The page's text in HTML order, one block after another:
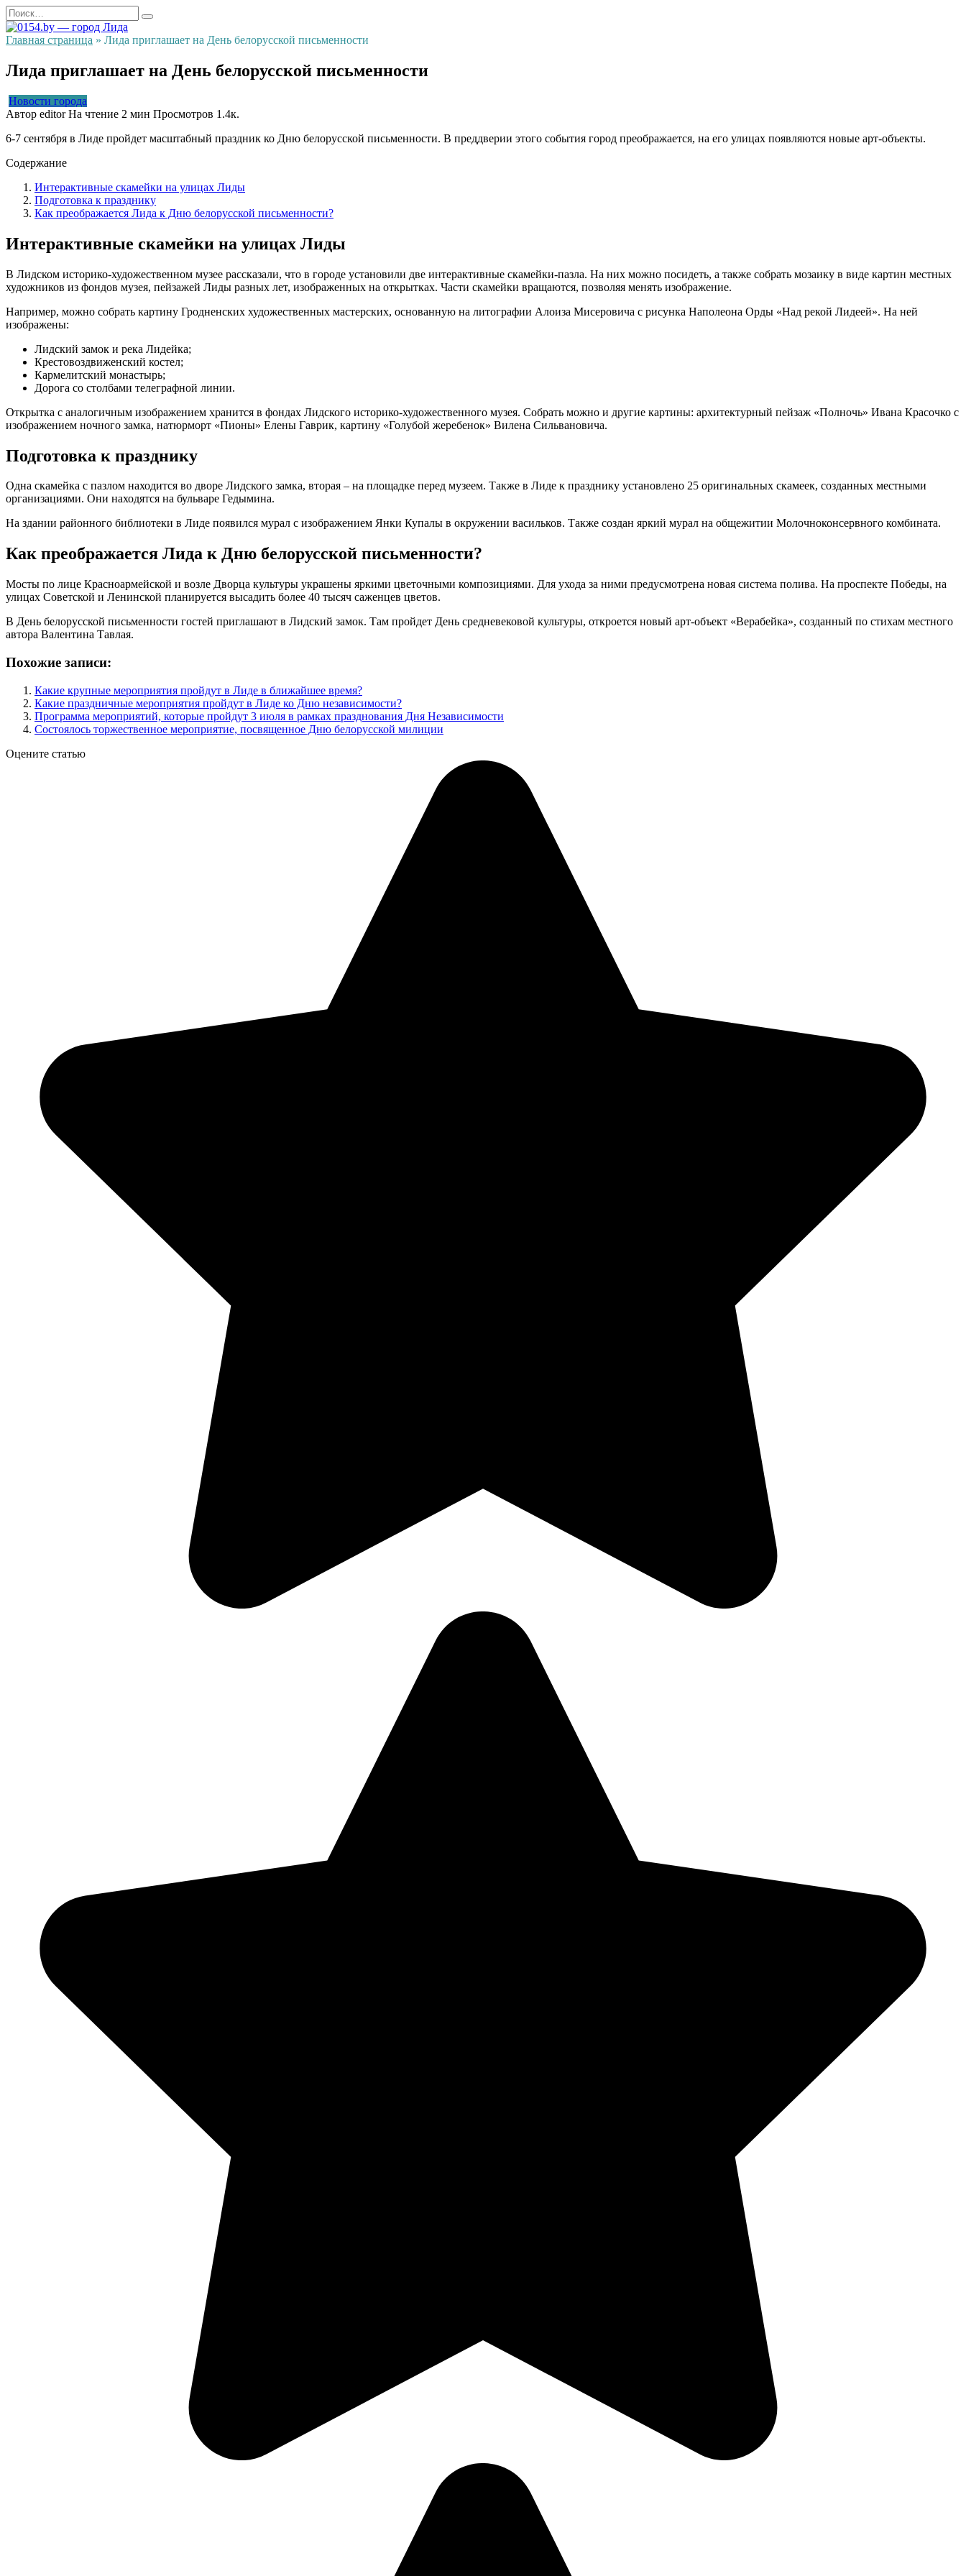
Перейти
к
содержанию
Search
for:
Главная страница » Лида приглашает на День белорусской письменности
Лида приглашает на День белорусской письменности
Новости города
Автор editor На чтение 2 мин Просмотров 1.4к.
6-7 сентября в Лиде пройдет масштабный праздник ко Дню белорусской письменности. В преддверии этого события город преображается, на его улицах появляются новые арт-объекты.
Содержание
Интерактивные скамейки на улицах Лиды
Подготовка к празднику
Как преображается Лида к Дню белорусской письменности?
Интерактивные скамейки на улицах Лиды
В Лидском историко-художественном музее рассказали, что в городе установили две интерактивные скамейки-пазла. На них можно посидеть, а также собрать мозаику в виде картин местных
художников из фондов музея, пейзажей Лиды разных лет, изображенных на открытках. Части скамейки вращаются, позволяя менять изображение.
Например, можно собрать картину Гродненских художественных мастерских, основанную на литографии Алоиза Мисеровича с рисунка Наполеона Орды «Над рекой Лидеей». На ней
изображены:
Лидский замок и река Лидейка;
Крестовоздвиженский костел;
Кармелитский монастырь;
Дорога со столбами телеграфной линии.
Открытка с аналогичным изображением хранится в фондах Лидского историко-художественного музея. Собрать можно и другие картины: архитектурный пейзаж «Полночь» Ивана Красочко с
изображением ночного замка, натюрморт «Пионы» Елены Гаврик, картину «Голубой жеребенок» Вилена Сильвановича.
Подготовка к празднику
Одна скамейка с пазлом находится во дворе Лидского замка, вторая – на площадке перед музеем. Также в Лиде к празднику установлено 25 оригинальных скамеек, созданных местными
организациями. Они находятся на бульваре Гедымина.
На здании районного библиотеки в Лиде появился мурал с изображением Янки Купалы в окружении васильков. Также создан яркий мурал на общежитии Молочноконсервного комбината.
Как преображается Лида к Дню белорусской письменности?
Мосты по лице Красноармейской и возле Дворца культуры украшены яркими цветочными композициями. Для ухода за ними предусмотрена новая система полива. На проспекте Победы, на
улицах Советской и Ленинской планируется высадить более 40 тысяч саженцев цветов.
В День белорусской письменности гостей приглашают в Лидский замок. Там пройдет День средневековой культуры, откроется новый арт-объект «Верабейка», созданный по стихам местного
автора Валентина Тавлая.
Похожие записи:
Какие крупные мероприятия пройдут в Лиде в ближайшее время?
Какие праздничные мероприятия пройдут в Лиде ко Дню независимости?
Программа мероприятий, которые пройдут 3 июля в рамках празднования Дня Независимости
Состоялось торжественное мероприятие, посвященное Дню белорусской милиции
Оцените статью